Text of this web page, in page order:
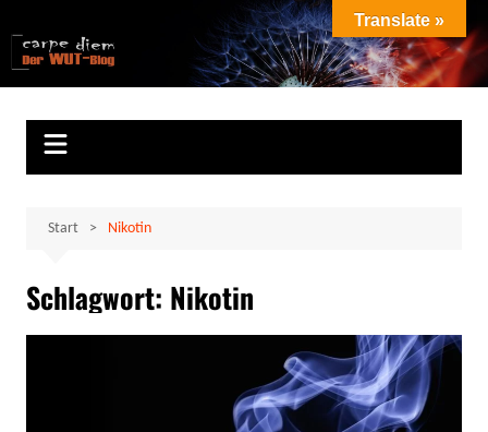
Inhalt
springen
Marion Klüter
carpe diem
Start Nikotin
Schlagwort: Nikotin
Translate »